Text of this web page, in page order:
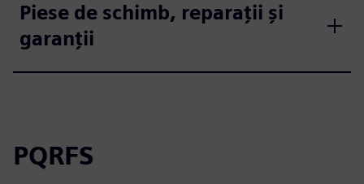
Piese de schimb, reparații și
garanții
PQRFS